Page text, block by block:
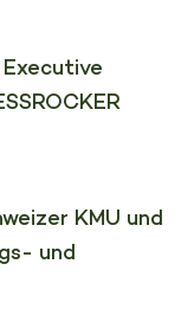
KMU und
und